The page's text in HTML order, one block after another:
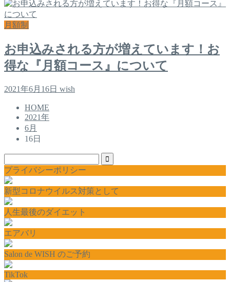
月額制
お申込みされる方が増えています！お
得な『月額コース』について
2021年6月16日 wish
HOME
2021年
6月
16日
プライバシーポリシー
新型コロナウイルス対策として
人生最後のダイエット
エアバリ
Salon de WISH のご予約
TikTok